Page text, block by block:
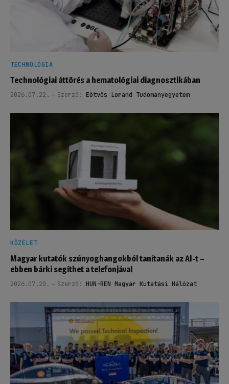
TECHNOLÓGIA
Technológiai áttörés a hematológiai diagnosztikában
2026.07.22. Szerző: Eötvös Loránd Tudományegyetem
KÖZÉLET
Magyar kutatók szúnyoghangokból tanítanák az AI-t –
ebben bárki segíthet a telefonjával
2026.07.20. Szerző: HUN-REN Magyar Kutatási Hálózat